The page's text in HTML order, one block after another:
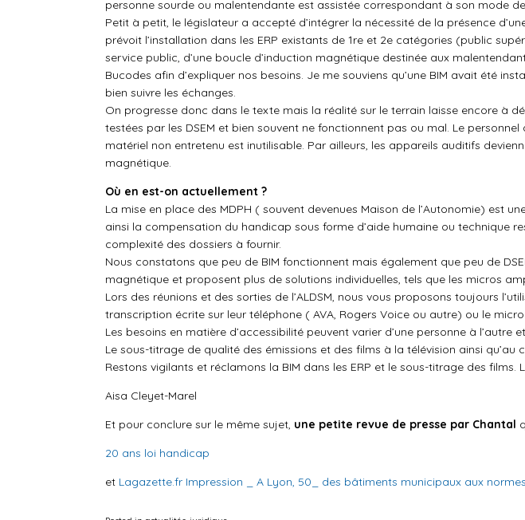
personne sourde ou malentendante est assistée correspondant à son mode
Petit à petit, le législateur a accepté d’intégrer la nécessité de la présence
prévoit l’installation dans les ERP existants de 1re et 2e catégories (public
service public, d’une boucle d’induction magnétique destinée aux
Bucodes afin d’expliquer nos besoins. Je me souviens qu’une BIM avait été
bien suivre les échanges.
On progresse donc dans le texte mais la réalité sur le terrain laisse encore à
testées par les DSEM et bien souvent ne fonctionnent pas ou mal. Le
matériel non entretenu est inutilisable. Par ailleurs, les appareils auditifs
magnétique.
Où en est-on actuellement ?
La mise en place des MDPH ( souvent devenues Maison de l’Autonomie) est
ainsi la compensation du handicap sous forme d’aide humaine ou technique
complexité des dossiers à fournir.
Nous constatons que peu de BIM fonctionnent mais également que peu de
magnétique et proposent plus de solutions individuelles, tels que les micros
Lors des réunions et des sorties de l’ALDSM, nous vous proposons toujours
transcription écrite sur leur téléphone ( AVA, Rogers Voice ou autre) ou le
Les besoins en matière d’accessibilité peuvent varier d’une personne à
Le sous-titrage de qualité des émissions et des films à la télévision ainsi
Restons vigilants et réclamons la BIM dans les ERP et le sous-titrage des
Aisa Cleyet-Marel
Et pour conclure sur le même sujet, une petite revue de presse par Chantal
20 ans loi handicap
et Lagazette.fr Impression _ A Lyon, 50_ des bâtiments municipaux aux